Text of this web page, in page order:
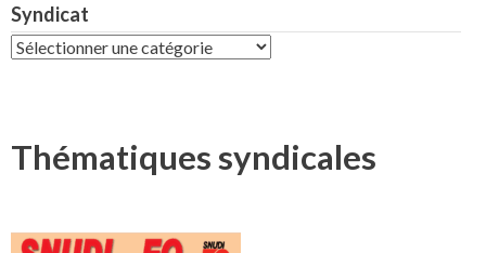
Syndicat
Syndicat
Thématiques syndicales